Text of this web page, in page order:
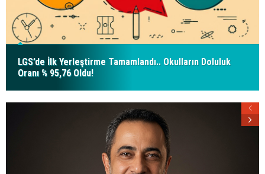
LGS’de İlk Yerleştirme Tamamlandı.. Okulların Doluluk
Oranı % 95,76 Oldu!